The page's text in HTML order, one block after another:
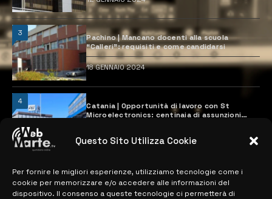
Questo Sito Utilizza Cookie
Per fornire le migliori esperienze, utilizziamo tecnologie come i
cookie per memorizzare e/o accedere alle informazioni del
dispositivo. Il consenso a queste tecnologie ci permetterà di
3
Pachino | Mancano docenti alla scuola
“Calleri”: requisiti e come candidarsi
18 GENNAIO 2024
4
Catania | Opportunità di lavoro con St
Microelectronics: centinaia di assunzioni
28 MARZO 2024
MAPPA DEL SITO